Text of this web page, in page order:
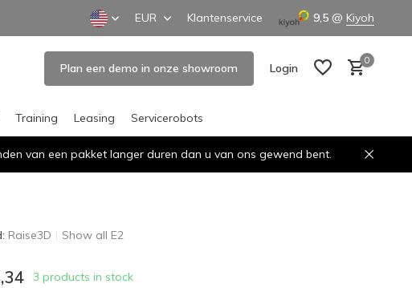
EUR Klantenservice 9,5 @ Kiyoh
Plan een demo in onze showroom Login
0
Training Leasing Servicerobots
van een pakket langer duren dan u van ons gewend bent.
Raise3D Show all E2
3 products in stock